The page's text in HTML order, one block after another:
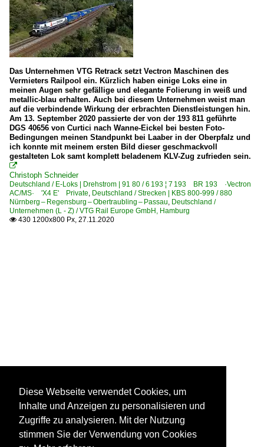
Das Unternehmen VTG Retrack setzt Vectron Maschinen des
Vermieters Railpool ein. Kürzlich haben einige Loks eine in
meinen Augen sehr gefällige und elegante Folierung in weiß und
metallic-blau erhalten. Auch bei diesem Unternehmen weist man
auf die verbindende Wirkung der erbrachten Dienstleistungen hin.
Am 13. September 2020 passierte der von der 193 811 geführte
DGS 40656 von Curtici nach Wanne-Eickel bei besten Foto-
Bedingungen meinen Standpunkt bei Laaber in der Oberpfalz und
ich konnte mit meinem ersten Bild dieser geschmackvoll
gestalteten Lok samt komplett beladenem KLV-Zug zufrieden sein.

Christoph Schneider
Deutschland / E-Loks | Drehstrom | 91 80 / 6 193 ¦ 7 193 BR 193 ·Vectron
AC/MS· 'X4 E' Private, Deutschland / Strecken | KBS 800-999 / 880
Nürnberg – Regensburg – Obertraubling – Passau, Deutschland /
Unternehmen (L - Z) / VTG Rail Europe GmbH, Hamburg
 430 1200x800 Px, 27.11.2020
Diese Webseite verwendet Cookies, um
Inhalte und Anzeigen zu personalisieren und
Zugriffe zu analysieren. Mit der Nutzung
stimmen Sie der Verwendung von Cookies